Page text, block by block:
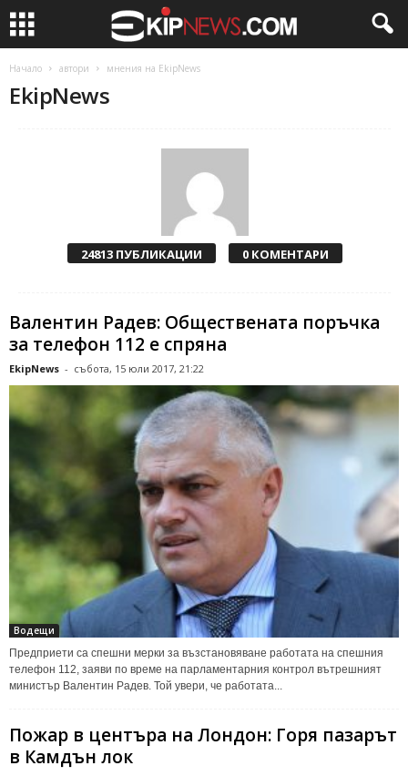
Начало автори мнения на EkipNews
EkipNews
24813 ПУБЛИКАЦИИ 0 КОМЕНТАРИ
Валентин Радев: Обществената поръчка
за телефон 112 е спряна
EkipNews - събота, 15 юли 2017, 21:22
Водещи
Предприети са спешни мерки за възстановяване работата на спешния
телефон 112, заяви по време на парламентарния контрол вътрешният
министър Валентин Радев. Той увери, че работата...
Пожар в центъра на Лондон: Горя пазарът
в Камдън лок